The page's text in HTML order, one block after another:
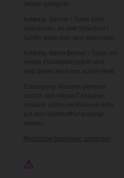
Jahren geeignet.
Achtung: Becher / Tasse kann
zerbrechen. An den Scherben /
Splitter kann man sich schneiden.
Achtung: Wenn Becher / Tasse mit
Heißer Flüssigkeit befüllt wird,
wird dieser auch von außen Heiß.
Entsorgung: Keramik gehören
nicht in den Altglas Container,
sondern sollten im Restmüll oder
auf dem Wertstoffhof entsorgt
werden.
Rechtliche bedenken anmelden
⚠